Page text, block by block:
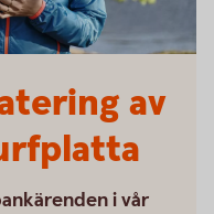
av
i vår